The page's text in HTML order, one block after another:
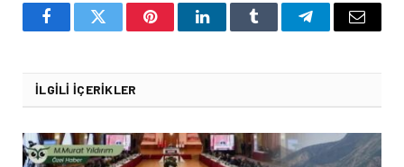
FacebookTwitter PinterestLinkedInTumblr TelegramEmail
İLGILI İÇERIKLER